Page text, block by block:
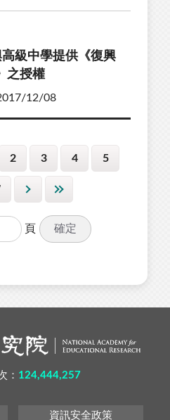
級中學提供《復興
之授權
12/08
2 3 4 5
頁 確定
： 124,444,257
資訊安全政策